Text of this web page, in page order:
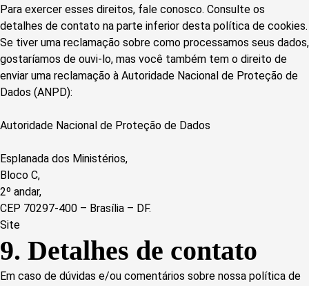
Para exercer esses direitos, fale conosco. Consulte os
detalhes de contato na parte inferior desta política de cookies.
Se tiver uma reclamação sobre como processamos seus dados,
gostaríamos de ouvi-lo, mas você também tem o direito de
enviar uma reclamação à Autoridade Nacional de Proteção de
Dados (ANPD):
Autoridade Nacional de Proteção de Dados
Esplanada dos Ministérios,
Bloco C,
2º andar,
CEP 70297-400 – Brasília – DF.
Site
9. Detalhes de contato
Em caso de dúvidas e/ou comentários sobre nossa política de